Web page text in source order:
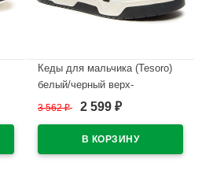
Кеды для мальчика (Tesoro)
белый/черный верх-
искуственная кожа
138678/01-02
3 562₽ 2 599 ₽